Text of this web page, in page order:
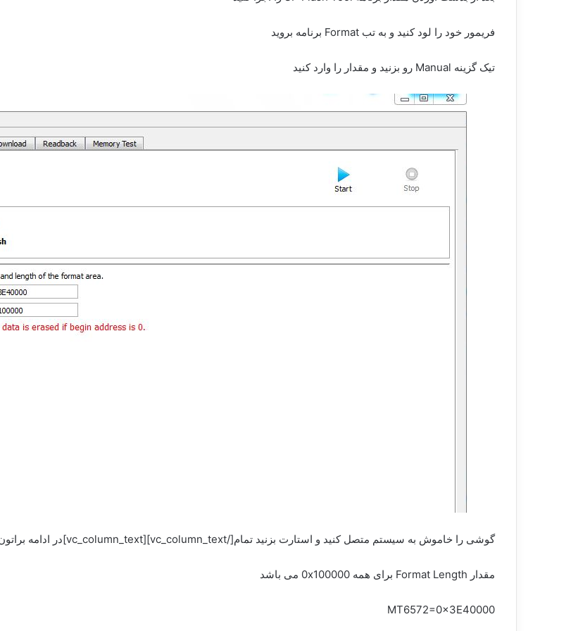
فریمور خود را لود کنید و به تب Format برنامه بروید
تیک گزینه Manual رو بزنید و مقدار را وارد کنید
گوشی را خاموش به سیستم متصل کنید و استارت بزنید تمام[/vc_column_text][vc_column_text]در ادامه براتون چند مسیر فرمت پردازندها را میگذارم
مقدار Format Length برای همه 0x100000 می باشد
MT6572=0x3E40000